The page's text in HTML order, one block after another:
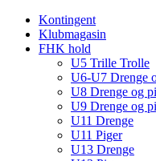
Kontingent
Klubmagasin
FHK hold
U5 Trille Trolle
U6-U7 Drenge
U8 Drenge og
U9 Drenge og
U11 Drenge
U11 Piger
U13 Drenge